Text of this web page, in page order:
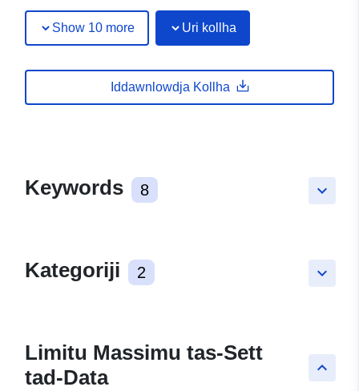
Show 10 more Uri kollha
Iddawnlowdja Kollha
keyboard_arrow_down
Keywords 8
keyboard_arrow_down
Kategoriji 2
keyboard_arrow_up
Limitu Massimu tas-Sett
tad-Data